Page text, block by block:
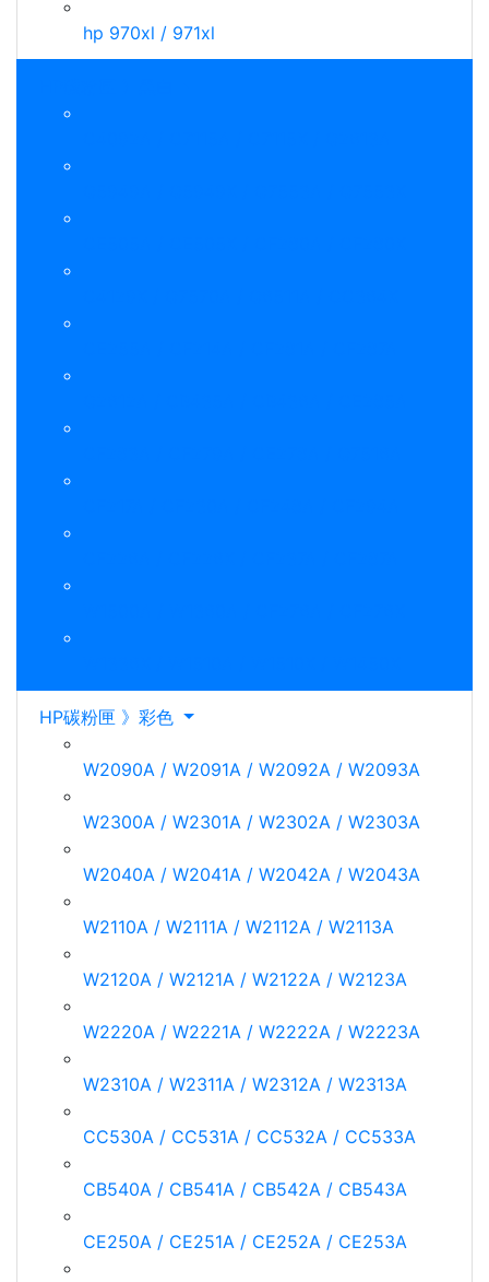
hp 970xl / 971xl
HP碳粉匣 》彩色
W2090A / W2091A / W2092A / W2093A
W2300A / W2301A / W2302A / W2303A
W2040A / W2041A / W2042A / W2043A
W2110A / W2111A / W2112A / W2113A
W2120A / W2121A / W2122A / W2123A
W2220A / W2221A / W2222A / W2223A
W2310A / W2311A / W2312A / W2313A
CC530A / CC531A / CC532A / CC533A
CB540A / CB541A / CB542A / CB543A
CE250A / CE251A / CE252A / CE253A